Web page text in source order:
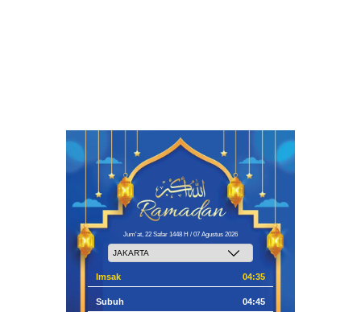
Jum'at, 22 Safar 1448 H / 07 Agustus 2026
Imsak 04:35
Subuh 04:45